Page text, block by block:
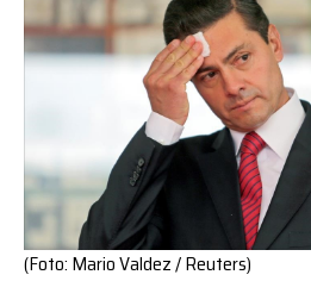
(Foto: Mario Valdez / Reuters)